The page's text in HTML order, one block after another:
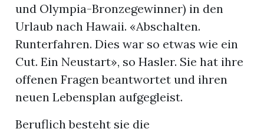
und Olympia-Bronzegewinner) in den
Urlaub nach Hawaii. «Abschalten.
Runterfahren. Dies war so etwas wie ein
Cut. Ein Neustart», so Hasler. Sie hat ihre
offenen Fragen beantwortet und ihren
neuen Lebensplan aufgegleist.
Beruflich besteht sie die